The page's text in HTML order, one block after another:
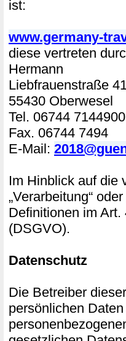
ist:
www.germany-
diese vertreten
Hermann
Liebfrauenstraße
55430 Oberwesel
Tel. 06744 7144900
Fax. 06744 7494
E-Mail:
Im Hinblick auf die
„Verarbeitung“
Definitionen im
(DSGVO).
Datenschutz
Die Betreiber
persönlichen